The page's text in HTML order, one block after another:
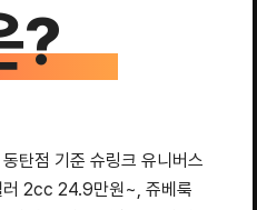
?
탄점 기준 슈링크 유니버스
2cc 24.9만원~, 쥬베룩